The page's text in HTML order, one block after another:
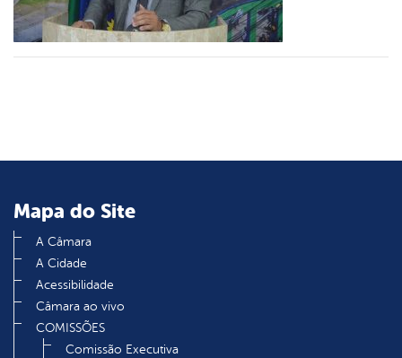
Mapa do Site
A Câmara
A Cidade
Acessibilidade
Câmara ao vivo
COMISSÕES
Comissão Executiva